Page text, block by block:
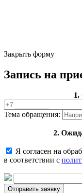
Закрыть форму
Запись на
1.
Тема обращения:
2.
Я согласен на
в соответствии с